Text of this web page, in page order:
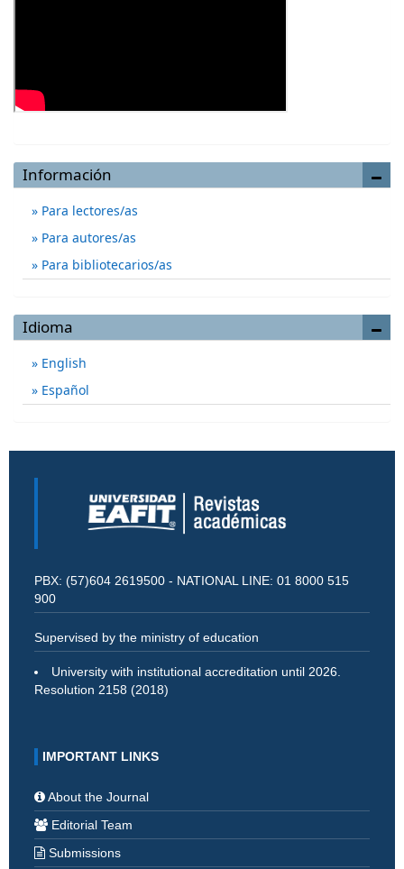
Información
Para lectores/as
Para autores/as
Para bibliotecarios/as
Idioma
English
Español
PBX: (57)604 2619500 - NATIONAL LINE: 01 8000 515
900
Supervised by the ministry of education
University with institutional accreditation until 2026.
Resolution 2158 (2018)
IMPORTANT LINKS
About the Journal
Editorial Team
Submissions